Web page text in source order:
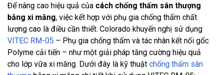
Để nâng cao hiệu quả của cách chống thấm sân thượng
bằng xi măng, việc kết hợp với phụ gia chống thấm chất
lượng cao là điều cần thiết. Colorado khuyến nghị sử dụng
VITEC RM-05 – Phụ gia chống thấm và tác nhân kết nối gốc
Polyme cải tiến – như một giải pháp tăng cường hiệu quả
cho lớp vữa xi măng. Dưới đây là kỹ thuật chống thấm sân